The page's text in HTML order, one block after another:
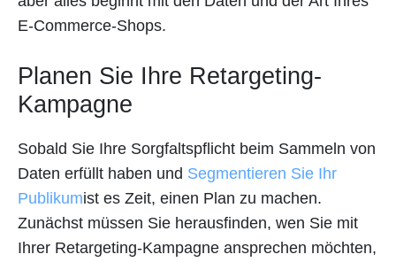
E-Commerce-Shops.
Planen Sie Ihre Retargeting-
Kampagne
Sobald Sie Ihre Sorgfaltspflicht beim Sammeln von
Daten erfüllt haben und Segmentieren Sie Ihr
Publikumist es Zeit, einen Plan zu machen.
Zunächst müssen Sie herausfinden, wen Sie mit
Ihrer Retargeting-Kampagne ansprechen möchten,